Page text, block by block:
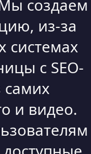
создаем
из-за
системах
с SEO-
самих
и видео.